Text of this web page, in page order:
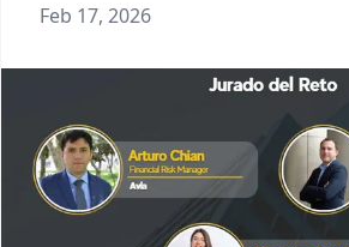
Feb 17, 2026